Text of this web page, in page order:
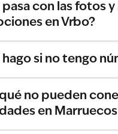
pasa con las fotos y
en Vrbo?
hago si no tengo
no pueden
en